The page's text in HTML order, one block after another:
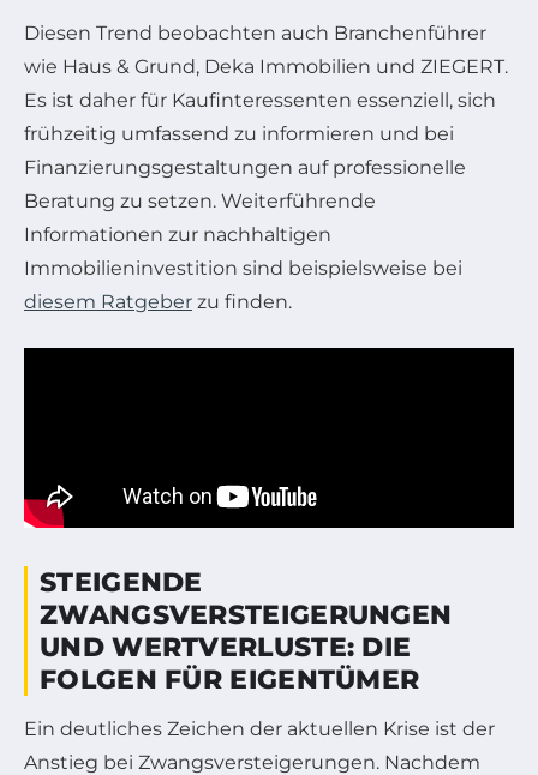
Diesen Trend beobachten auch Branchenführer
wie Haus & Grund, Deka Immobilien und ZIEGERT.
Es ist daher für Kaufinteressenten essenziell, sich
frühzeitig umfassend zu informieren und bei
Finanzierungsgestaltungen auf professionelle
Beratung zu setzen. Weiterführende
Informationen zur nachhaltigen
Immobilieninvestition sind beispielsweise bei
diesem Ratgeber zu finden.
STEIGENDE
ZWANGSVERSTEIGERUNGEN
UND WERTVERLUSTE: DIE
FOLGEN FÜR EIGENTÜMER
Ein deutliches Zeichen der aktuellen Krise ist der
Anstieg bei Zwangsversteigerungen. Nachdem